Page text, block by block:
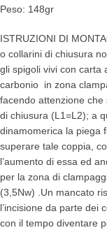
Peso: 148gr
ISTRUZIONI DI
o collarini di chiusura
gli spigoli vivi con carta
carbonio in zona
facendo attenzione
di chiusura (L1=L2); a
dinamomerica la piega
superare tale coppia,
l’aumento di essa ed
per la zona di
(3,5Nw) .Un mancato
l’incisione da parte dei
con il tempo diventare